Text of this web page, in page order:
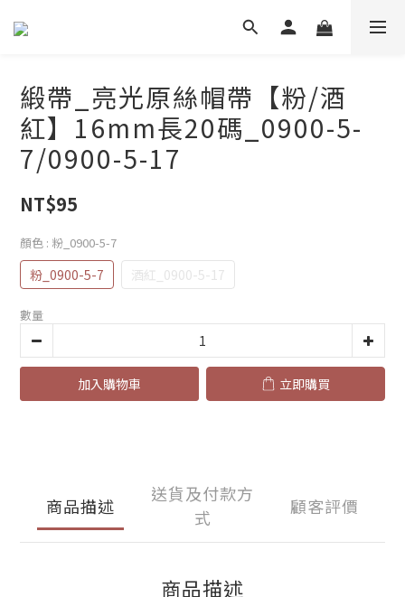
緞帶_亮光原絲帽帶【粉/酒
紅】16mm長20碼_0900-5-
7/0900-5-17
NT$95
顏色 : 粉_0900-5-7
粉_0900-5-7 酒紅_0900-5-17
數量
加入購物車 立即購買
商品描述
送貨及付款方
式
顧客評價
商品描述